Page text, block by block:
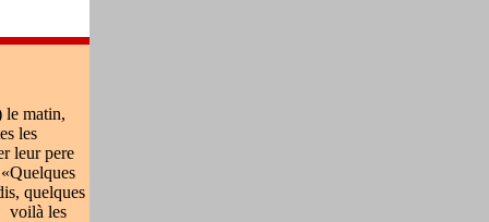
le matin,
les
leur pere
quelques
voilà les